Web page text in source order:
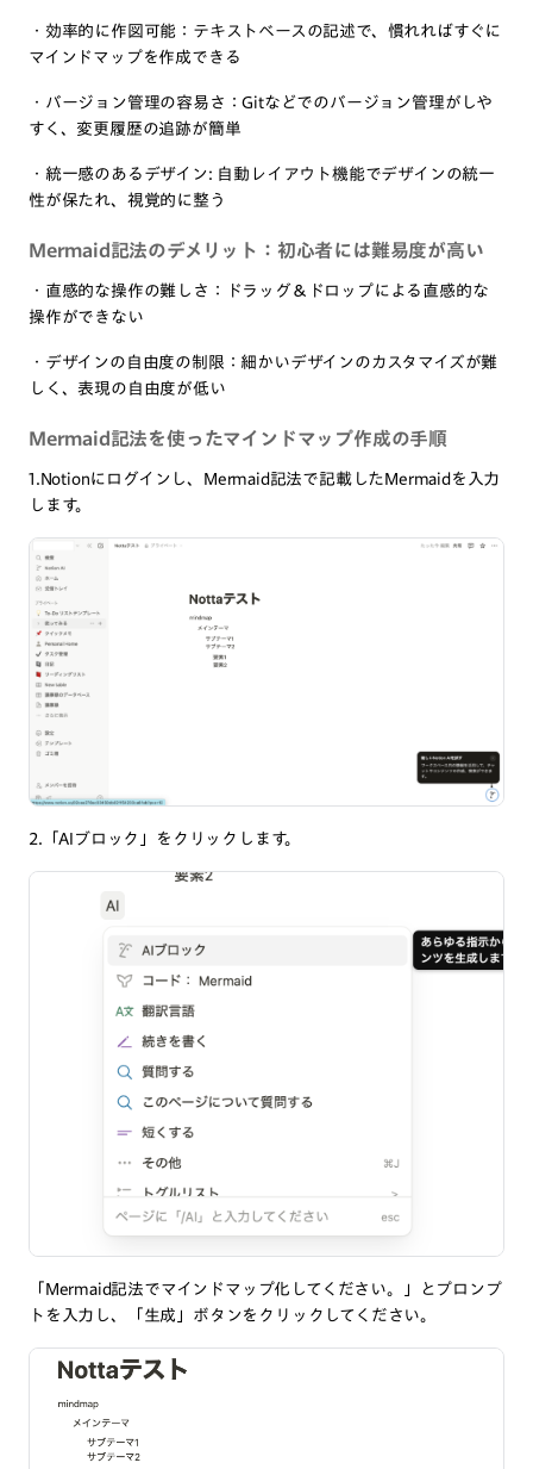
・効率的に作図可能：テキストベースの記述で、慣れればすぐに
マインドマップを作成できる
・バージョン管理の容易さ：Gitなどでのバージョン管理がしや
すく、変更履歴の追跡が簡単
・統一感のあるデザイン: 自動レイアウト機能でデザインの統一
性が保たれ、視覚的に整う
Mermaid記法のデメリット：初心者には難易度が高い
・直感的な操作の難しさ：ドラッグ＆ドロップによる直感的な
操作ができない
・デザインの自由度の制限：細かいデザインのカスタマイズが難
しく、表現の自由度が低い
Mermaid記法を使ったマインドマップ作成の手順
1.Notionにログインし、Mermaid記法で記載したMermaidを入力
します。
2.「AIブロック」をクリックします。
「Mermaid記法でマインドマップ化してください。」とプロンプ
トを入力し、「生成」ボタンをクリックしてください。